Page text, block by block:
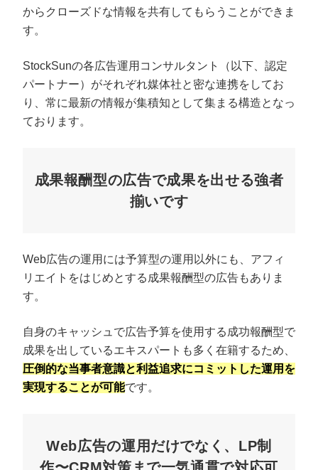
からクローズドな情報を共有してもらうことができま
す。
StockSunの各広告運用コンサルタント（以下、認定
パートナー）がそれぞれ媒体社と密な連携をしてお
り、常に最新の情報が集積知として集まる構造となっ
ております。
成果報酬型の広告で成果を出せる強者
揃いです
Web広告の運用には予算型の運用以外にも、アフィ
リエイトをはじめとする成果報酬型の広告もありま
す。
自身のキャッシュで広告予算を使用する成功報酬型で
成果を出しているエキスパートも多く在籍するため、
圧倒的な当事者意識と利益追求にコミットした運用を
実現することが可能です。
Web広告の運用だけでなく、LP制